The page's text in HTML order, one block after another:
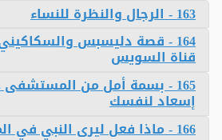
163 - الرجال والنظرة للنساء
164 - قصة دليسبس
قناة السويس
165 - بسمة أمل من
إسعاد لنفسك
166 - ماذا فعل ليرى النبي في المنام؟